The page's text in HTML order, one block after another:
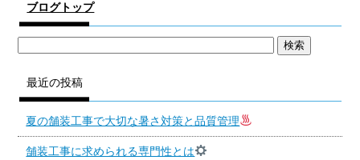
ブログトップ
最近の投稿
夏の舗装工事で大切な暑さ対策と品質管理
舗装工事に求められる専門性とは